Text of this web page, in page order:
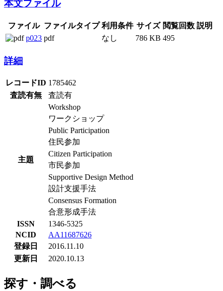
本文ファイル
ファイル ファイルタイプ 利用条件 サイズ 閲覧回数 説明
p023
pdf なし 786 KB 495
詳細
レコードID 1785462
査読有無
査読有
主題
Workshop
ワークショップ
Public Participation
住民参加
Citizen Participation
市民参加
Supportive Design Method
設計支援手法
Consensus Formation
合意形成手法
ISSN
1346-5325
NCID
AA11687626
登録日
2016.11.10
更新日
2020.10.13
探す・調べる